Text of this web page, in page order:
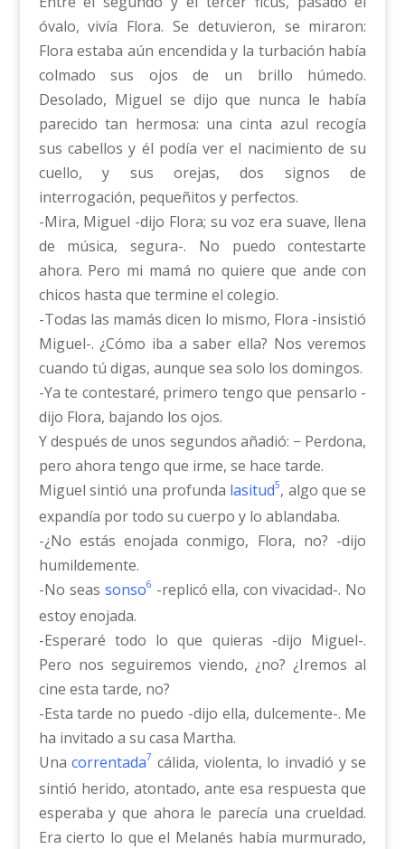
óvalo, vivía Flora. Se detuvieron, se miraron:
Flora estaba aún encendida y la turbación había
colmado sus ojos de un brillo húmedo.
Desolado, Miguel se dijo que nunca le había
parecido tan hermosa: una cinta azul recogía
sus cabellos y él podía ver el nacimiento de su
cuello, y sus orejas, dos signos de
interrogación, pequeñitos y perfectos.
-Mira, Miguel -dijo Flora; su voz era suave, llena
de música, segura-. No puedo contestarte
ahora. Pero mi mamá no quiere que ande con
chicos hasta que termine el colegio.
-Todas las mamás dicen lo mismo, Flora -insistió
Miguel-. ¿Cómo iba a saber ella? Nos veremos
cuando tú digas, aunque sea solo los domingos.
-Ya te contestaré, primero tengo que pensarlo -
dijo Flora, bajando los ojos.
Y después de unos segundos añadió: − Perdona,
pero ahora tengo que irme, se hace tarde.
Miguel sintió una profunda lasitud5, algo que se
expandía por todo su cuerpo y lo ablandaba.
-¿No estás enojada conmigo, Flora, no? -dijo
humildemente.
-No seas sonso6 -replicó ella, con vivacidad-. No
estoy enojada.
-Esperaré todo lo que quieras -dijo Miguel-.
Pero nos seguiremos viendo, ¿no? ¿Iremos al
cine esta tarde, no?
-Esta tarde no puedo -dijo ella, dulcemente-. Me
ha invitado a su casa Martha.
Unacorrentada7 cálida, violenta, lo invadió y se
sintió herido, atontado, ante esa respuesta que
esperaba y que ahora le parecía una crueldad.
Era cierto lo que el Melanés había murmurado,